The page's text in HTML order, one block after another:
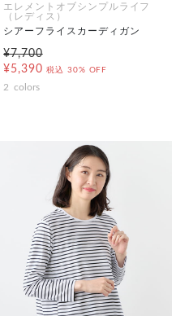
エレメントオブシンプルライフ
（レディス）
シアーフライスカーディガン
¥7,700
¥5,390 税込 30% OFF
2 colors